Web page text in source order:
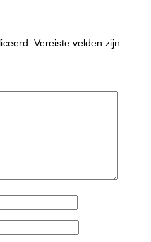
Vereiste velden zijn